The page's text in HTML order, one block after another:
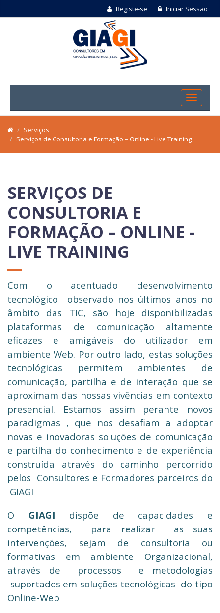
Registe-se Iniciar Sessão
Serviços
Serviços de Consultoria e Formação – Online - Live Training
SERVIÇOS DE
CONSULTORIA E
FORMAÇÃO – ONLINE -
LIVE TRAINING
Com o acentuado desenvolvimento
tecnológico observado nos últimos anos no
âmbito das TIC, são hoje disponibilizadas
plataformas de comunicação altamente
eficazes e amigáveis do utilizador em
ambiente Web. Por outro lado, estas soluções
tecnológicas permitem ambientes de
comunicação, partilha e de interação que se
aproximam das nossas vivências em contexto
presencial. Estamos assim perante novos
paradigmas , que nos desafiam a adoptar
novas e inovadoras soluções de comunicação
e partilha do conhecimento e de experiência
construída através do caminho percorrido
pelos Consultores e Formadores parceiros do
GIAGI
O GIAGI dispõe de capacidades e
competências, para realizar as suas
intervenções, sejam de consultoria ou
formativas em ambiente Organizacional,
através de processos e metodologias
suportados em soluções tecnológicas do tipo
Online-Web